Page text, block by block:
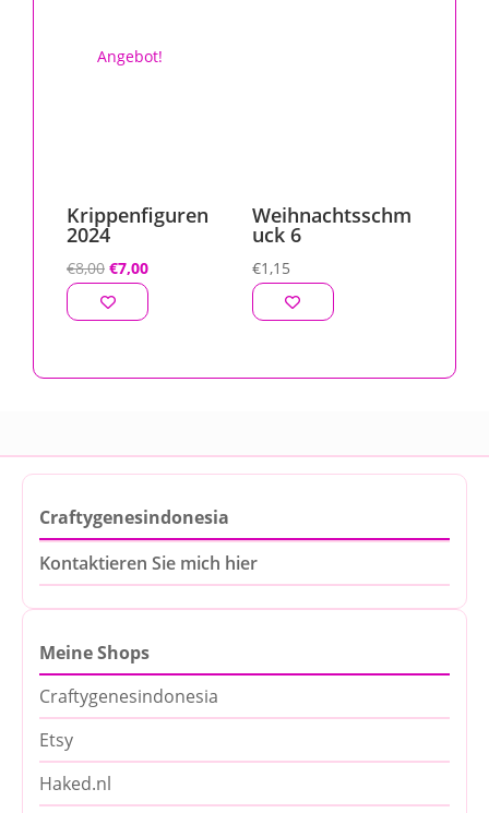
Angebot!
Krippenfiguren
2024
€8,00 Ursprünglicher
Preis
war:
€7,00Aktueller
Preis
Weihnachtsschm
uck 6
€1,15
Craftygenesindonesia
Kontaktieren Sie mich hier
Meine Shops
Craftygenesindonesia
Etsy
Haked.nl